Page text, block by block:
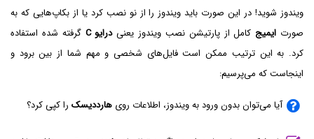
ویندوز شوید! در این صورت باید ویندوز را از نو نصب کرد یا از بکاپ‌هایی که به
صورت ایمیج کامل از پارتیشن نصب ویندوز یعنیدرایو C
گرفته شده استفاده
کرد. به این ترتیب ممکن است فایل‌های شخصی و مهم شما از بین برود و
اینجاست که می‌پرسیم:
آیا می‌توان بدون ورود به ویندوز، اطلاعات روی هارددیسک را کپی کرد؟